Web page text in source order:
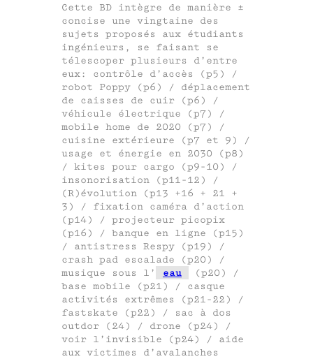
Cette BD intègre de manière ±
concise une vingtaine des
sujets proposés aux étudiants
ingénieurs, se faisant se
télescoper plusieurs d’entre
eux: contrôle d’accès (p5) /
robot Poppy (p6) / déplacement
de caisses de cuir (p6) /
véhicule électrique (p7) /
mobile home de 2020 (p7) /
cuisine extérieure (p7 et 9) /
usage et énergie en 2030 (p8)
/ kites pour cargo (p9-10) /
insonorisation (p11-12) /
(R)évolution (p13 +16 + 21 +
3) / fixation caméra d’action
(p14) / projecteur picopix
(p16) / banque en ligne (p15)
/ antistress Respy (p19) /
crash pad escalade (p20) /
musique sous l’
eau
(p20) /
base mobile (p21) / casque
activités extrêmes (p21-22) /
fastskate (p22) / sac à dos
outdor (24) / drone (p24) /
voir l’invisible (p24) / aide
aux victimes d’avalanches